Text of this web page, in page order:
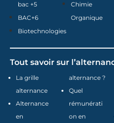
bac +5
BAC+6
Biotechnologies
Chimie
Organique
Tout savoir sur
La grille
alternance
Alternance
en
alternance ?
Quel
rémunérati
on en